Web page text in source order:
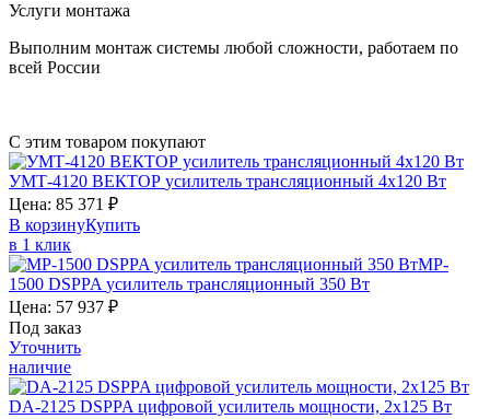
Услуги монтажа
Выполним монтаж системы любой сложности, работаем по
всей России
С этим товаром покупают
УМТ-4120 ВЕКТОР усилитель трансляционный 4х120 Вт
Цена: 85 371 ₽
В корзинуКупить
в 1 клик
MP-
1500 DSPPA усилитель трансляционный 350 Вт
Цена: 57 937 ₽
Под заказ
Уточнить
наличие
DA-2125 DSPPA цифровой усилитель мощности, 2х125 Вт